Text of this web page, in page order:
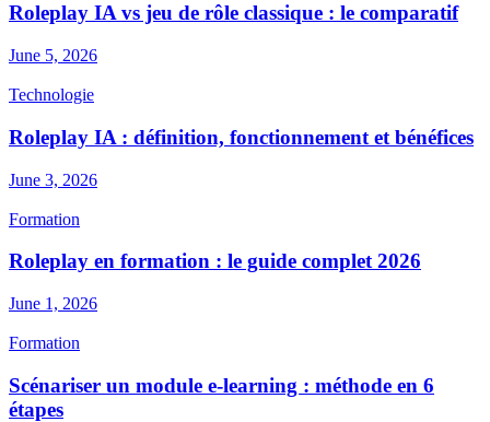
Roleplay IA vs jeu de rôle classique : le comparatif
June 5, 2026
Technologie
Roleplay IA : définition, fonctionnement et bénéfices
June 3, 2026
Formation
Roleplay en formation : le guide complet 2026
June 1, 2026
Formation
Scénariser un module e-learning : méthode en 6
étapes